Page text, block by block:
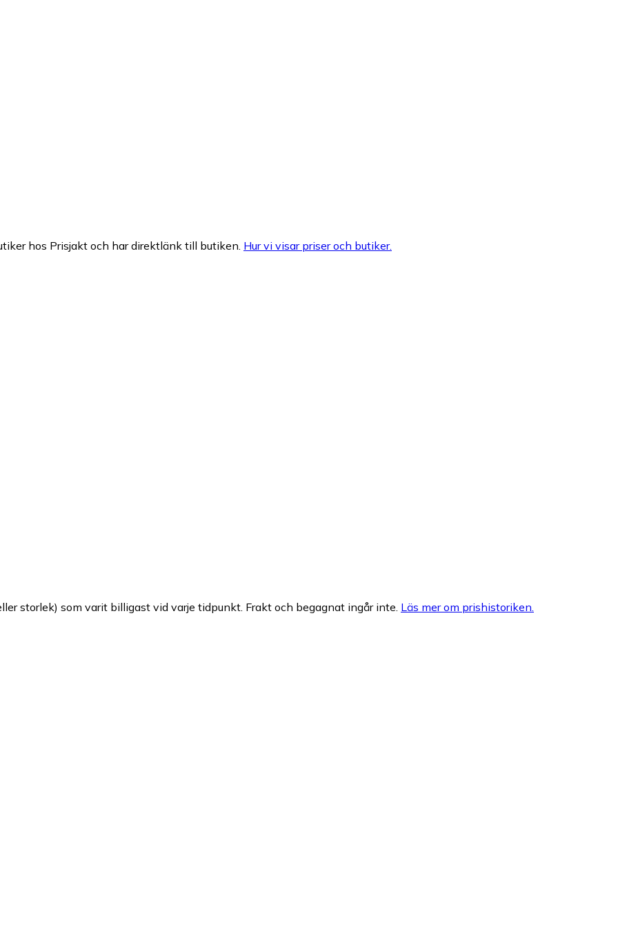
hos Prisjakt och har direktlänk till butiken. Hur vi visar priser och butiker.
storlek) som varit billigast vid varje tidpunkt. Frakt och begagnat ingår inte. Läs mer om prishistoriken.